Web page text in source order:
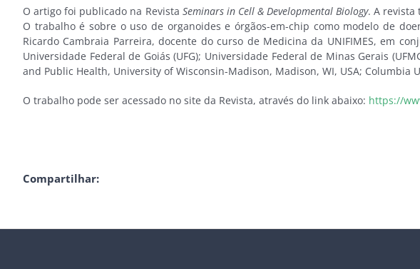
O artigo foi publicado na Revista Seminars in Cell & Developmental Biology. A revista
O trabalho é sobre o uso de organoides e órgãos-em-chip como modelo de
Ricardo Cambraia Parreira, docente do curso de Medicina da UNIFIMES, em
Universidade Federal de Goiás (UFG); Universidade Federal de Minas Gerais
and Public Health, University of Wisconsin-Madison, Madison, WI, USA; Columbia
O trabalho pode ser acessado no site da Revista, através do link abaixo: https://
Compartilhar: